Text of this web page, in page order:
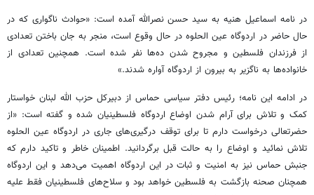
در نامه اسماعیل هنیهبه سید حسن نصرالله آمده است: «حوادث ناگواری که در
حال حاضر در اردوگاه عین الحلوه در حال وقوع است، منجر به جان باختن تعدادی
از فرزندان فلسطین و مجروح شدن ده‌ها نفر شده است. همچنین تعدادی از
خانواده‌ها به ناگزیر به بیرون از اردوگاه آواره شدند.»
در ادامه این نامه؛ رئیس دفتر سیاسی حماس از دبیرکل حزب الله لبنان خواستار
کمک و تلاش برای آرام شدن اوضاع اردوگاه فلسطینیان شده و گفته است: «از
حضرتعالی درخواست دارم تا برای توقف درگیری‌های جاری در اردوگاه عین الحلوه
تلاش نمائید و اوضاع را به حالت قبل برگردانید. اطمینان خاطر و تاکید دارم که
جنبش حماس نیز به امنیت و ثبات در این اردوگاه اهمیت می‌دهد و این اردوگاه
همچنان صحنه بازگشت به فلسطین خواهد بود و سلاح‌های فلسطینیان فقط علیه